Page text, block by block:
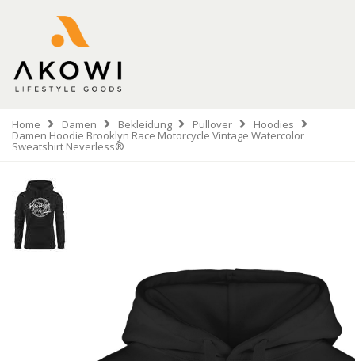
Home Damen Bekleidung Pullover Hoodies
Damen Hoodie Brooklyn Race Motorcycle Vintage Watercolor
Sweatshirt Neverless®